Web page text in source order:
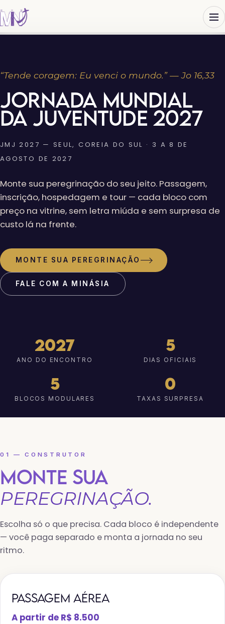
“Tende coragem: Eu venci o mundo.” — Jo 16,33
JORNADA MUNDIAL
DA JUVENTUDE 2027
JMJ 2027 — SEUL, COREIA DO SUL · 3 A 8 DE
AGOSTO DE 2027
Monte sua peregrinação do seu jeito. Passagem,
inscrição, hospedagem e tour — cada bloco com
preço na vitrine, sem letra miúda e sem surpresa de
custo lá na frente.
MONTE SUA PEREGRINAÇÃO
FALE COM A MINÁSIA
2027
ANO DO ENCONTRO
5
DIAS OFICIAIS
5
BLOCOS MODULARES
0
TAXAS SURPRESA
01 — CONSTRUTOR
MONTE SUA
PEREGRINAÇÃO.
Escolha só o que precisa. Cada bloco é independente
— você paga separado e monta a jornada no seu
ritmo.
PASSAGEM AÉREA
A partir de R$ 8.500